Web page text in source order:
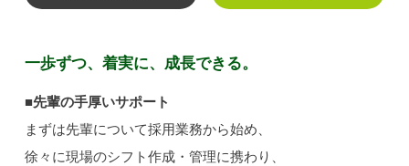
一歩ずつ、着実に、成長できる。
■先輩の手厚いサポート
まずは先輩について採用業務から始め、
徐々に現場のシフト作成・管理に携わり、